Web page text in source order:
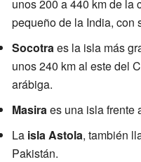
unos 200 a 440 km de la
pequeño de la India, con
Socotraes la isla más
unos 240 km al este del
arábiga.
Masiraes una isla frente
La isla Astola, también
Pakistán.